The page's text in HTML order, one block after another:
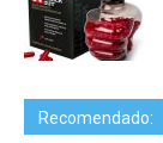
Recomendado: